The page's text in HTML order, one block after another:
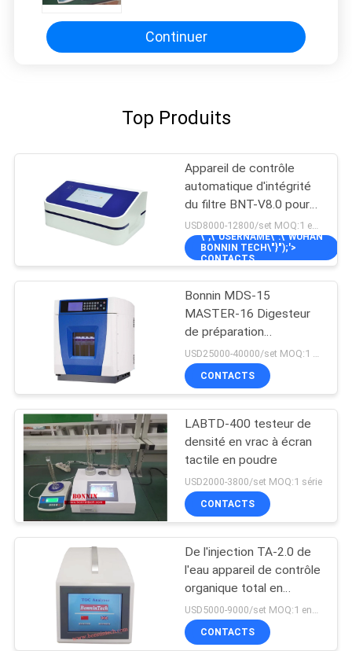
Continuer
Top Produits
Appareil de contrôle
automatique d'intégrité
du filtre BNT-V8.0 pour
les filtres de capsule et
la membrane d'ultra-
filtration
USD8000-12800/set MOQ:1 ensemble
\",\"USERNAME\":\"WUHAN
BONNIN TECH\"}");'>
CONTACTS
Bonnin MDS-15
MASTER-16 Digesteur
de préparation
d'échantillons Système
de digestion d'extraction
par micro-ondes
USD25000-40000/set MOQ:1 ensemble
CONTACTS
LABTD-400 testeur de
densité en vrac à écran
tactile en poudre
USD2000-3800/set MOQ:1 série
CONTACTS
De l'injection TA-2.0 de
l'eau appareil de contrôle
organique total en
différé portatif de
l'analyseur COT de
carbone en ligne
CONTACTS